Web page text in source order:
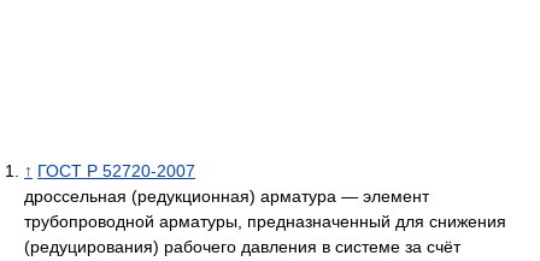
↑ ГОСТ Р 52720-2007
дроссельная (редукционная) арматура — элемент
трубопроводной арматуры, предназначенный для снижения
(редуцирования) рабочего давления в системе за счёт